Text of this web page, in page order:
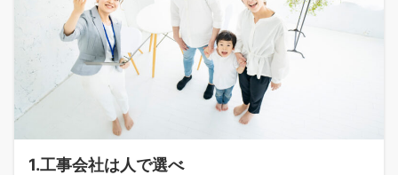
1.工事会社は人で選べ